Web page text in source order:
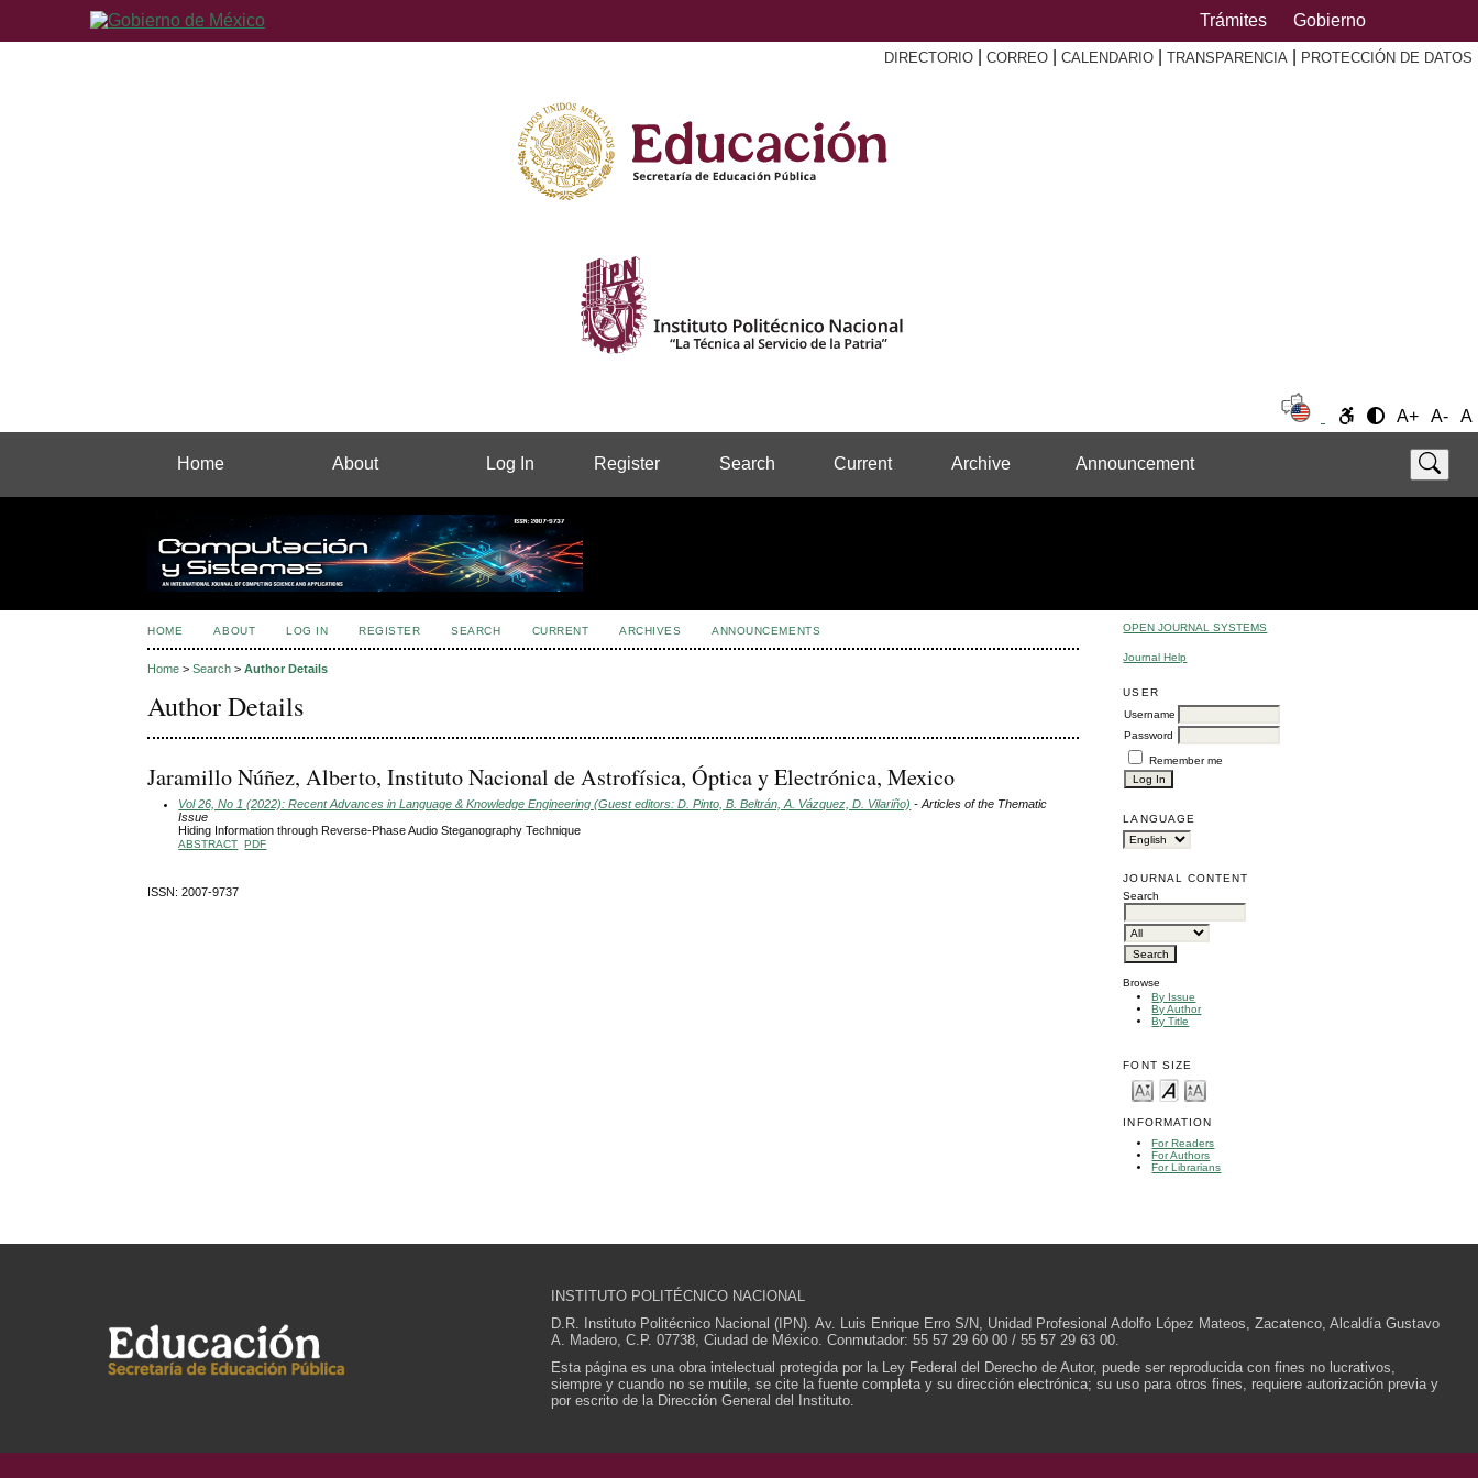
Trámites Gobierno
DIRECTORIO CORREO CALENDARIO TRANSPARENCIA PROTECCIÓN DE DATOS
A+ A- A
Home About Log In Register Search Current Archive Announcement
OPEN JOURNAL SYSTEMS
Journal Help
USER
Username
Password
Remember me
LANGUAGE
JOURNAL CONTENT
Search
Browse
By Issue
By Author
By Title
FONT SIZE
INFORMATION
For Readers
For Authors
For Librarians
HOME ABOUT LOG IN REGISTER SEARCH CURRENT ARCHIVES ANNOUNCEMENTS
Home >Search >Author Details
Author Details
Jaramillo Núñez, Alberto, Instituto Nacional de Astrofísica, Óptica y Electrónica, Mexico
Vol 26, No 1 (2022): Recent Advances in Language & Knowledge Engineering (Guest editors: D. Pinto, B. Beltrán, A. Vázquez, D. Vilariño) - Articles of the Thematic
Issue
Hiding Information through Reverse-Phase Audio Steganography Technique
ABSTRACT PDF
ISSN: 2007-9737
INSTITUTO POLITÉCNICO NACIONAL
D.R. Instituto Politécnico Nacional (IPN). Av. Luis Enrique Erro S/N, Unidad Profesional Adolfo López Mateos, Zacatenco, Alcaldía Gustavo
A. Madero, C.P. 07738, Ciudad de México. Conmutador: 55 57 29 60 00 / 55 57 29 63 00.
Esta página es una obra intelectual protegida por la Ley Federal del Derecho de Autor, puede ser reproducida con fines no lucrativos,
siempre y cuando no se mutile, se cite la fuente completa y su dirección electrónica; su uso para otros fines, requiere autorización previa y
por escrito de la Dirección General del Instituto.